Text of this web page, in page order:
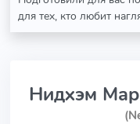
для тех, кто любит
Нидхэм